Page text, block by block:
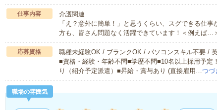
仕事内容
介護関連
「え？意外に簡単！」と思うくらい、スグできる仕
方も、皆さん問題なく活躍できています！＜例えば
応募資格
職種未経験OK / ブランクOK / パソコンスキル不要 /
■資格・経験・年齢不問■学歴不問■10名以上採用予
り（紹介予定派遣）■昇給・賞与あり (直接雇用…つづ
職場の雰囲気